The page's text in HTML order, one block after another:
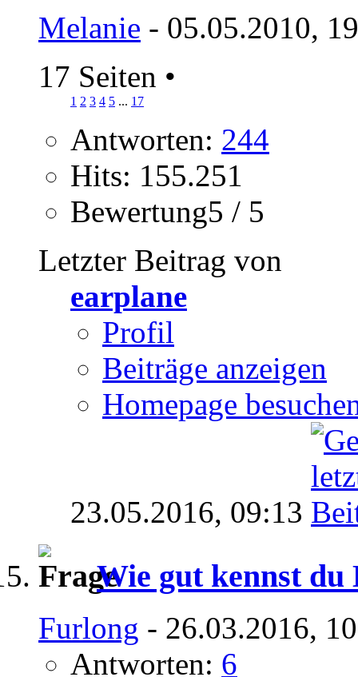
Melanie - 05.05.2010,
17 Seiten •
1 2 3 4 5 ... 17
Antworten: 244
Hits: 155.251
Bewertung5 / 5
Letzter Beitrag von
earplane
Profil
Beiträge anzeigen
Homepage
23.05.2016, 09:13
Wie gut kennst
Furlong - 26.03.2016,
Antworten: 6